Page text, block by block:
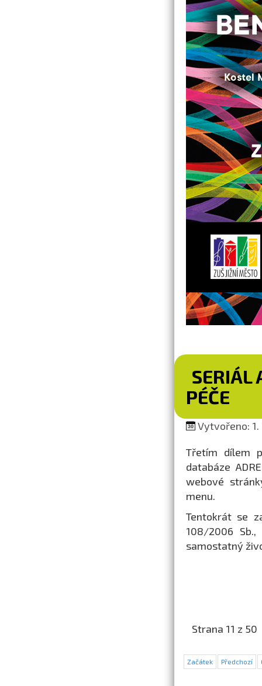
SERIÁL
PÉČE
Vytvořeno: 1.
Třetím dílem
databáze
webové
menu.
Tentokrát se
108/2006
samostatný
Strana 11 z 50
Začátek Předchozí